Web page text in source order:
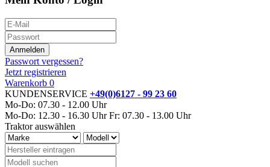
Passwort vergessen?
Jetzt registrieren
Warenkorb 0
KUNDENSERVICE +49(0)6127 - 99 23 60
Mo-Do: 07.30 - 12.00 Uhr
Mo-Do: 12.30 - 16.30 Uhr Fr: 07.30 - 13.00 Uhr
Traktor auswählen